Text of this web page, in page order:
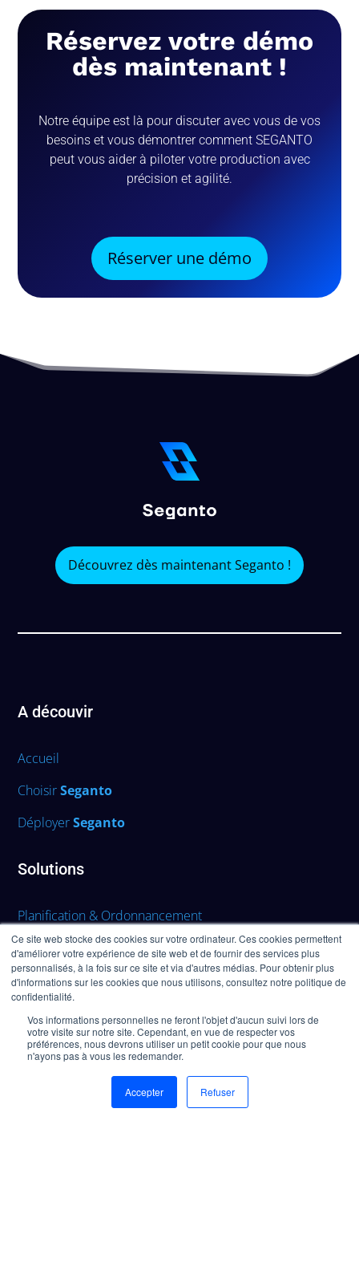
Ce site web stocke des cookies sur votre ordinateur. Ces cookies permettent
d'améliorer votre expérience de site web et de fournir des services plus
personnalisés, à la fois sur ce site et via d'autres médias. Pour obtenir plus
d'informations sur les cookies que nous utilisons, consultez notre politique de
confidentialité.
Vos informations personnelles ne feront l'objet d'aucun suivi lors de
votre visite sur notre site. Cependant, en vue de respecter vos
préférences, nous devrons utiliser un petit cookie pour que nous
n'ayons pas à vous les redemander.
Accepter Refuser
Réservez votre démo
dès maintenant !
Notre équipe est là pour discuter avec vous de vos
besoins et vous démontrer comment SEGANTO
peut vous aider à piloter votre production avec
précision et agilité.
Réserver une démo
Découvrez dès maintenant Seganto !
A découvir
Accueil
ChoisirSeganto
DéployerSeganto
Solutions
Planification & Ordonnancement
Exécution
Ressources
Documentation